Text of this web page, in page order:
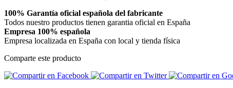
100% Garantía oficial española del fabricante
Todos nuestro productos tienen garantia oficial en España
Empresa 100% española
Empresa localizada en España con local y tienda física
Comparte este producto